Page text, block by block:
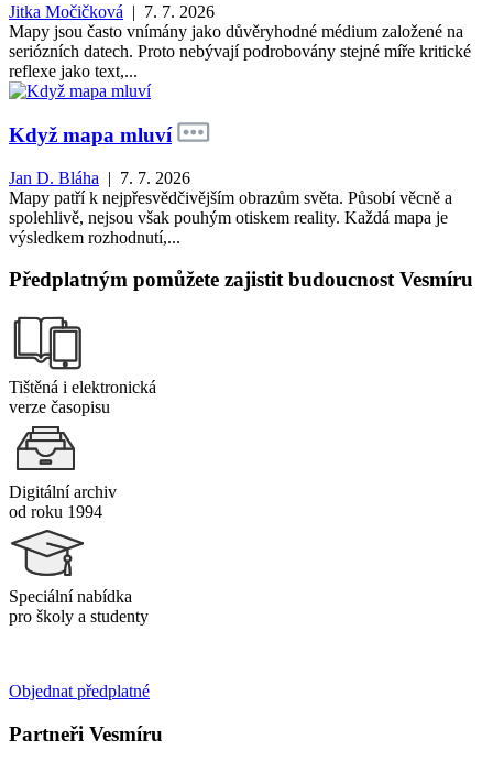
Jitka Močičková | 7. 7. 2026
Mapy jsou často vnímány jako důvěryhodné médium založené na
seriózních datech. Proto nebývají podrobovány stejné míře kritické
reflexe jako text,...
Když mapa mluví
Jan D. Bláha | 7. 7. 2026
Mapy patří k nejpřesvědčivějším obrazům světa. Působí věcně a
spolehlivě, nejsou však pouhým otiskem reality. Každá mapa je
výsledkem rozhodnutí,...
Předplatným pomůžete zajistit budoucnost Vesmíru
Tištěná i elektronická
verze časopisu
Digitální archiv
od roku 1994
Speciální nabídka
pro školy a studenty
Objednat předplatné
Partneři Vesmíru